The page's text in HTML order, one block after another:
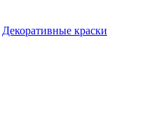
Декоративные краски